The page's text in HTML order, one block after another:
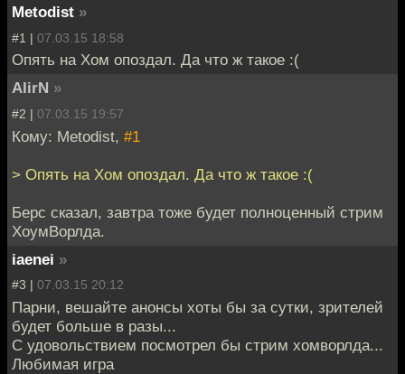
Metodist »
#1 | 07.03.15 18:58
Опять на Хом опоздал. Да что ж такое :(
AlirN »
#2 | 07.03.15 19:57
Кому: Metodist, #1
> Опять на Хом опоздал. Да что ж такое :(
Берс сказал, завтра тоже будет полноценный стрим
ХоумВорлда.
iaenei »
#3 | 07.03.15 20:12
Парни, вешайте анонсы хоты бы за сутки, зрителей
будет больше в разы...
С удовольствием посмотрел бы стрим хомворлда...
Любимая игра